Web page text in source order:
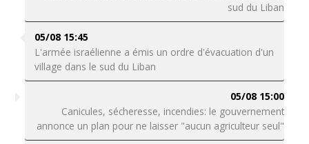
sud du Liban
05/08 15:45
L'armée israélienne a émis un ordre d'évacuation d'un
village dans le sud du Liban
05/08 15:00
Canicules, sécheresse, incendies: le gouvernement
annonce un plan pour ne laisser "aucun agriculteur seul"